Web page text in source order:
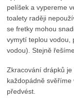
pelíšek a vypereme
toalety raději
se fretky mohou
vymytí teplou vodou,
vodou). Stejně
Zkracování drápků
každopádně
předvést.